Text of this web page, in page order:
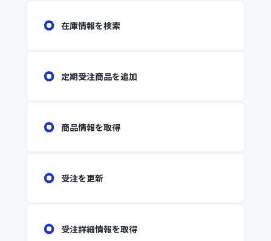
在庫情報を検索
定期受注商品を追加
商品情報を取得
受注を更新
受注詳細情報を取得